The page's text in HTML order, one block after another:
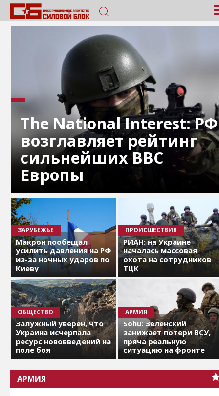
The National Interest: РФ
возглавляет рейтинг
сильнейших ВВС
Европы
ЗАРУБЕЖЬЕ
Макрон пообещал
усилить давления на РФ
из-за ночных ударов по
Киеву
ПРОИСШЕСТВИЯ
РИАН: на Украине
началась массовая
охота на сотрудников
ТЦК
ОБЩЕСТВО
Залужный уверен, что
Украина исчерпала
ресурс нововведений на
поле боя
АРМИЯ
Sohu: Зеленский
занижает потери ВСУ,
пряча реальную
ситуацию на фронте
АРМИЯ